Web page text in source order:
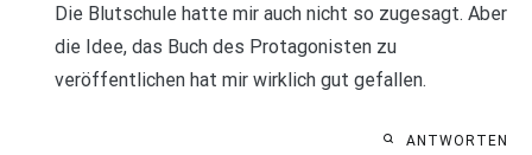
Die Blutschule hatte mir auch nicht so zugesagt. Aber
die Idee, das Buch des Protagonisten zu
veröffentlichen hat mir wirklich gut gefallen.
ANTWORTEN